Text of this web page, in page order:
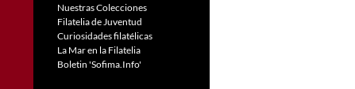
Nuestras Colecciones
Filatelia de Juventud
Curiosidades filatélicas
La Mar en la Filatelia
Boletin 'Sofima.Info'